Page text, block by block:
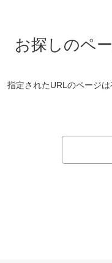
お探しのペ
指定されたURLのページ